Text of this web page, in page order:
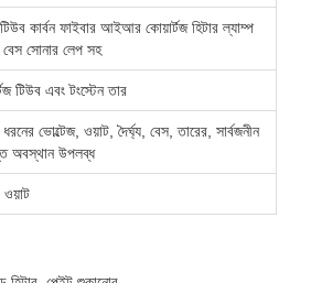
কার্বন ফাইবার আইআর কোয়ার্টজ হিটার ল্যাম্প
সোনার লেপ সহ
টিউব এবং টংস্টেন তার
ভোল্টেজ, ওয়াট, দৈর্ঘ্য, বেস, তারের, সার্বজনীন
অবস্থান উপলব্ধ